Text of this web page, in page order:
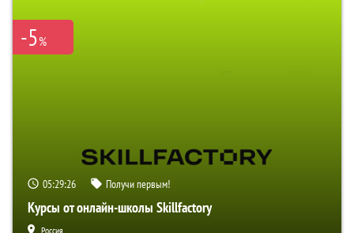
-5%
05:29:25 Получи первым!
Курсы от онлайн-школы Skillfactory
Россия